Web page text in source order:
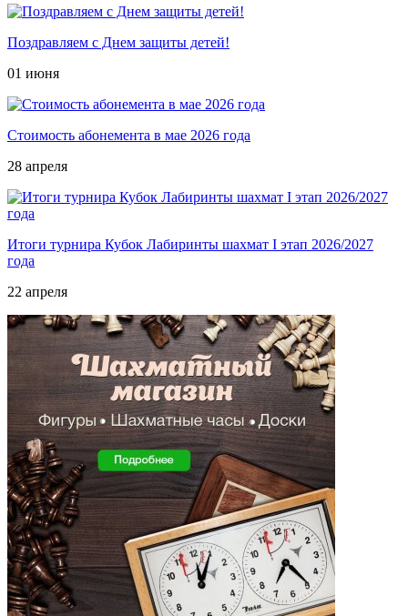
Поздравляем с Днем защиты детей!
01 июня
Стоимость абонемента в мае 2026 года
28 апреля
Итоги турнира Кубок Лабиринты шахмат I этап 2026/2027
года
22 апреля